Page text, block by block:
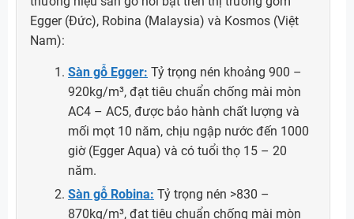
Egger (Đức), Robina (Malaysia) và Kosmos (Việt
Nam):
Sàn gỗ Egger: Tỷ trọng nén khoảng 900 –
920kg/m³, đạt tiêu chuẩn chống mài mòn
AC4 – AC5, được bảo hành chất lượng và
mối mọt 10 năm, chịu ngập nước đến 1000
giờ (Egger Aqua) và có tuổi thọ 15 – 20
năm.
Sàn gỗ Robina: Tỷ trọng nén >830 –
870kg/m³, đạt tiêu chuẩn chống mài mòn